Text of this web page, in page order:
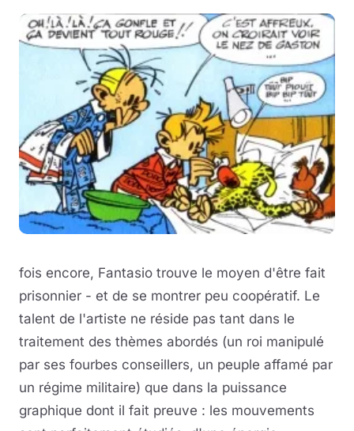
fois encore, Fantasio trouve le moyen d'être fait
prisonnier - et de se montrer peu coopératif. Le
talent de l'artiste ne réside pas tant dans le
traitement des thèmes abordés (un roi manipulé
par ses fourbes conseillers, un peuple affamé par
un régime militaire) que dans la puissance
graphique dont il fait preuve : les mouvements